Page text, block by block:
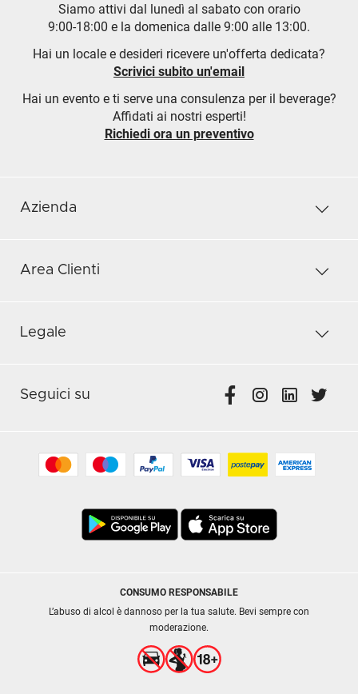
Siamo attivi dal lunedì al sabato con orario
9:00-18:00 e la domenica dalle 9:00 alle 13:00.
Hai un locale e desideri ricevere un'offerta dedicata?
Scrivici subito un'email
Hai un evento e ti serve una consulenza per il beverage?
Affidati ai nostri esperti!
Richiedi ora un preventivo
Azienda
Area Clienti
Legale
Seguici su
CONSUMO RESPONSABILE
L’abuso di alcol è dannoso per la tua salute. Bevi sempre con
moderazione.